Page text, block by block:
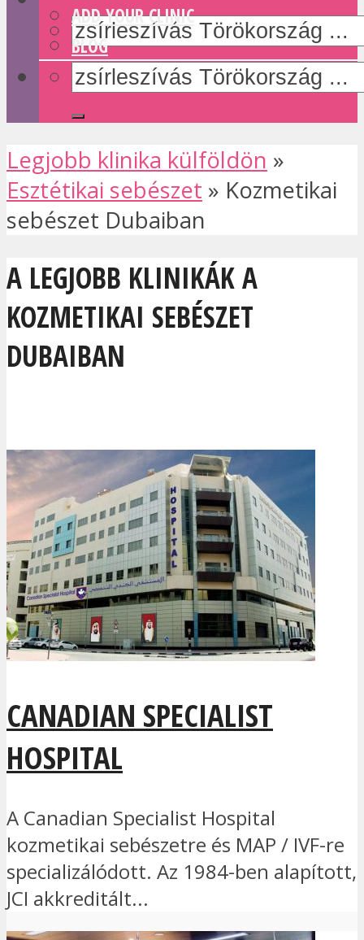
ADD YOUR CLINIC
BLOG
Legjobb klinika külföldön »
Esztétikai sebészet » Kozmetikai
sebészet Dubaiban
A LEGJOBB KLINIKÁK A
KOZMETIKAI SEBÉSZET
DUBAIBAN
CANADIAN SPECIALIST
HOSPITAL
A Canadian Specialist Hospital
kozmetikai sebészetre és MAP / IVF-re
specializálódott. Az 1984-ben alapított,
JCI akkreditált...